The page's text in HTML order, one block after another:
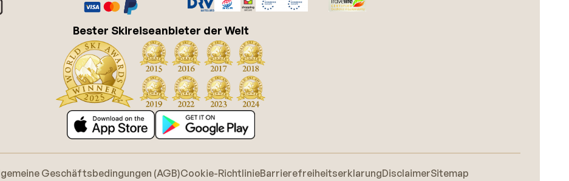
Bester Skireiseanbieter der Welt
Geschäftsbedingungen (AGB)Cookie-RichtlinieBarrierefreiheitserklarungDisclaimerSitemap